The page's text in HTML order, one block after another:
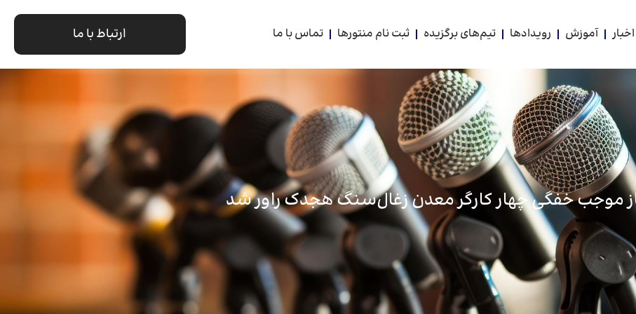
اخبار آموزش رویدادها تیم‌های برگزیده ثبت نام منتورها تماس با ما ارتباط با ما
موجب خفگی چهار کارگر معدن زغال‌سنگ هجدک راور شد